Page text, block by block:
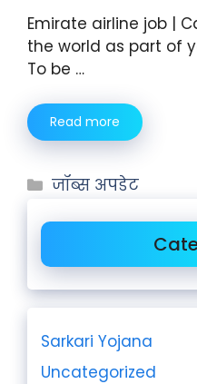
Emirate airline job |
the world as part of
To be …
Read more
जॉब्स अपडेट
Sarkari Yojana
Uncategorized